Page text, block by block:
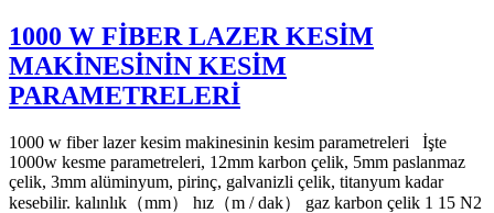
1000 W FİBER LAZER KESİM
MAKİNESİNİN KESİM
PARAMETRELERİ
1000 w fiber lazer kesim makinesinin kesim parametreleri İşte
1000w kesme parametreleri, 12mm karbon çelik, 5mm paslanmaz
çelik, 3mm alüminyum, pirinç, galvanizli çelik, titanyum kadar
kesebilir. kalınlık（mm） hız（m / dak） gaz karbon çelik 1 15 N2